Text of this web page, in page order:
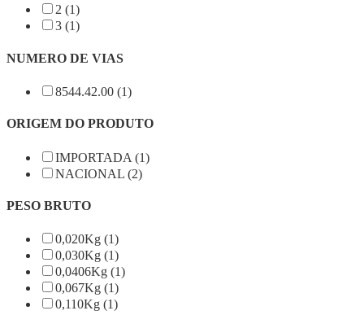
2 (1)
3 (1)
NUMERO DE VIAS
8544.42.00 (1)
ORIGEM DO PRODUTO
IMPORTADA (1)
NACIONAL (2)
PESO BRUTO
0,020Kg (1)
0,030Kg (1)
0,0406Kg (1)
0,067Kg (1)
0,110Kg (1)